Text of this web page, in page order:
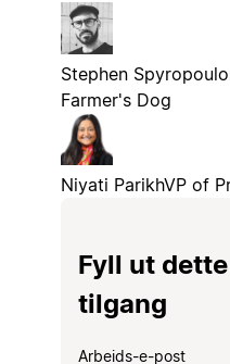
Stephen
Farmer's Dog
Niyati ParikhVP of
Fyll ut
tilgang
Arbeids-e-post